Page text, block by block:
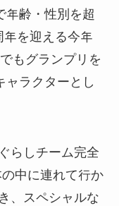
年齢・性別を超
年を迎える今年
もグランプリを
ャラクターとし
らしチーム完全
中に連れて行か
、スペシャルな